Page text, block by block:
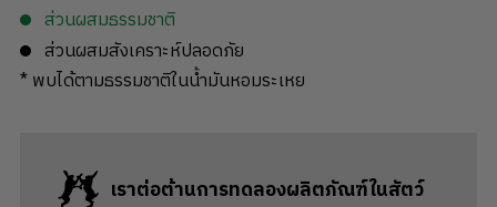
ส่วนผสมธรรมชาติ
ส่วนผสมสังเคราะห์ปลอดภัย
* พบได้ตามธรรมชาติในน้ำมันหอมระเหย
เราต่อต้านการทดลองผลิตภัณฑ์ในสัตว์